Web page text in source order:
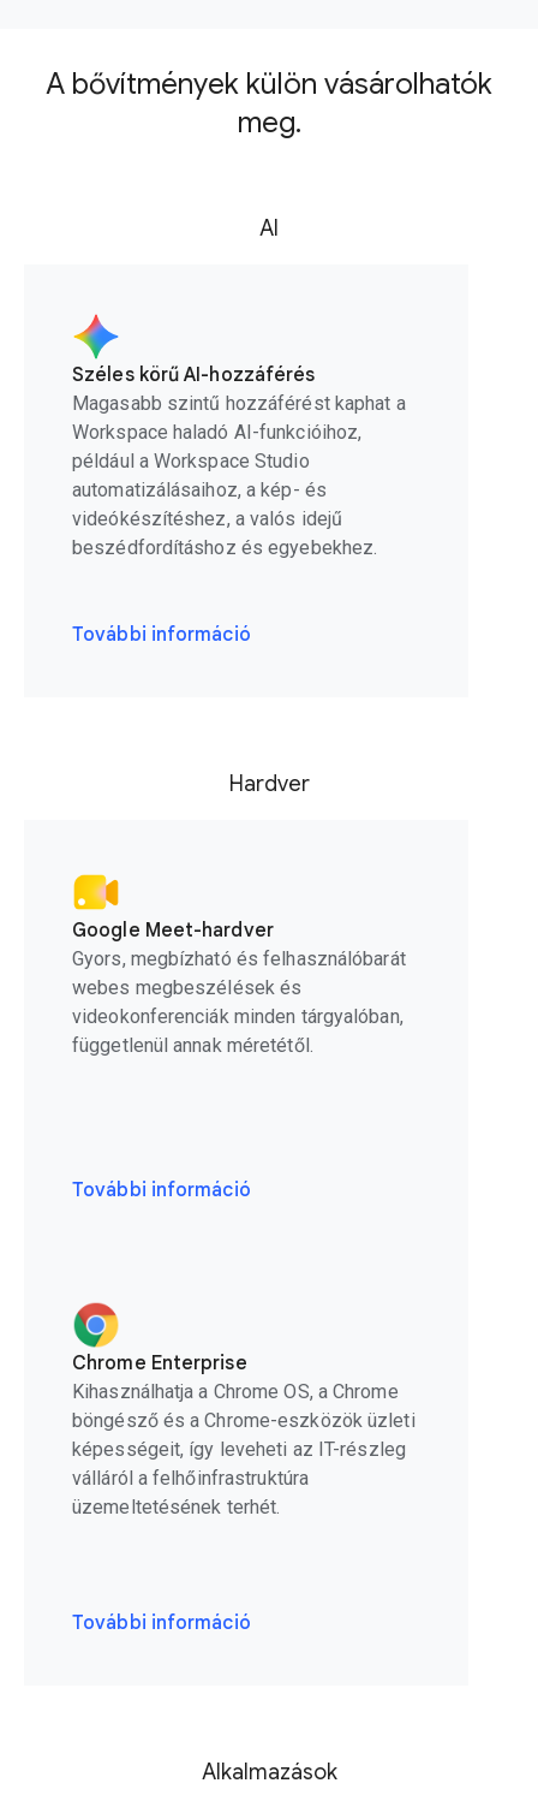
A bővítmények külön vásárolhatók
meg.
AI
Széles körű AI-hozzáférés
Magasabb szintű hozzáférést kaphat a
Workspace haladó AI-funkcióihoz,
például a Workspace Studio
automatizálásaihoz, a kép- és
videókészítéshez, a valós idejű
beszédfordításhoz és egyebekhez.
További információ
Hardver
Google Meet-hardver
Gyors, megbízható és felhasználóbarát
webes megbeszélések és
videokonferenciák minden tárgyalóban,
függetlenül annak méretétől.
További információ
Chrome Enterprise
Kihasználhatja a Chrome OS, a Chrome
böngésző és a Chrome-eszközök üzleti
képességeit, így leveheti az IT-részleg
válláról a felhőinfrastruktúra
üzemeltetésének terhét.
További információ
Alkalmazások